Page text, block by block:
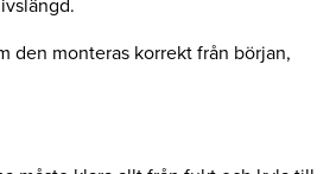
den monteras korrekt från början,